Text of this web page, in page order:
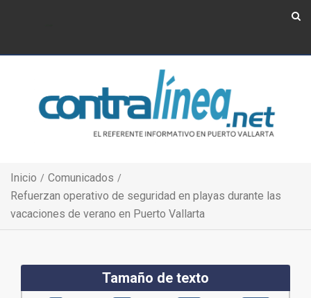
Inicio
Comunicados
Refuerzan operativo de seguridad en playas durante las
vacaciones de verano en Puerto Vallarta
Tamaño de texto